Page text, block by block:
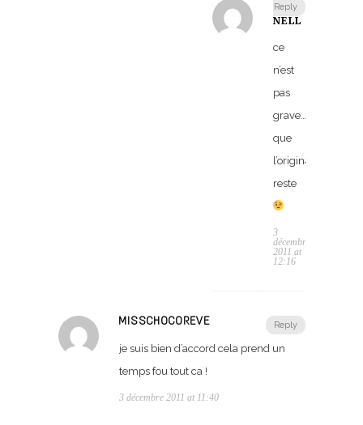
Reply
NELL
ce
n’est
pas
grave….tant
que
l’original
reste
3
décembre
2011 at
12:16
Reply
MISSCHOCOREVE
je suis bien d’accord cela prend un
temps fou tout ca !
3 décembre 2011 at 11:40